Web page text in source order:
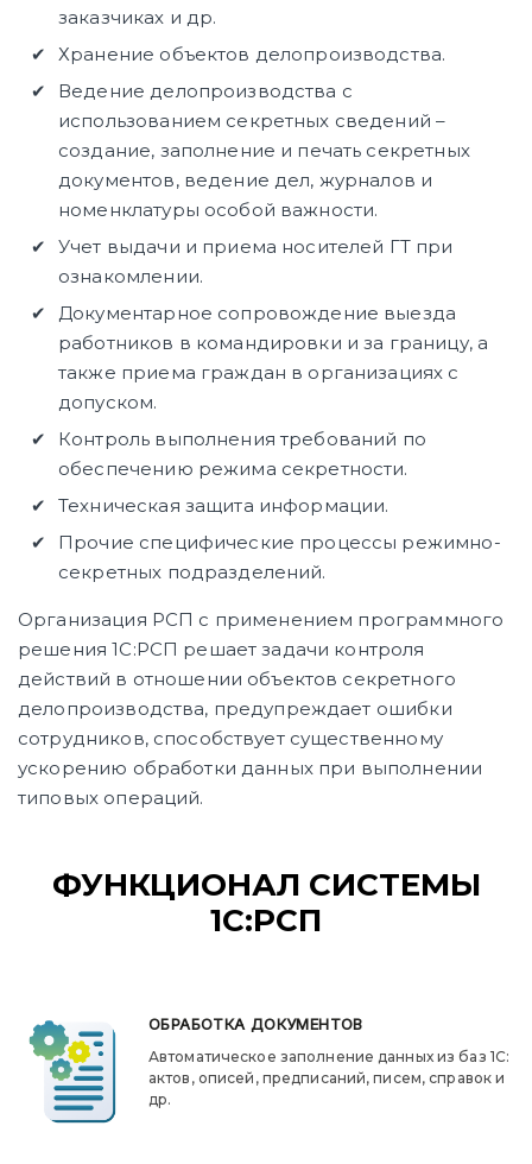
заказчиках и др.
Хранение объектов делопроизводства.
Ведение делопроизводства с
использованием секретных сведений –
создание, заполнение и печать секретных
документов, ведение дел, журналов и
номенклатуры особой важности.
Учет выдачи и приема носителей ГТ при
ознакомлении.
Документарное сопровождение выезда
работников в командировки и за границу, а
также приема граждан в организациях с
допуском.
Контроль выполнения требований по
обеспечению режима секретности.
Техническая защита информации.
Прочие специфические процессы режимно-
секретных подразделений.
Организация РСП с применением программного
решения 1С:РСП решает задачи контроля
действий в отношении объектов секретного
делопроизводства, предупреждает ошибки
сотрудников, способствует существенному
ускорению обработки данных при выполнении
типовых операций.
ФУНКЦИОНАЛ СИСТЕМЫ
1С:РСП
ОБРАБОТКА ДОКУМЕНТОВ
Автоматическое заполнение данных из баз 1С:
актов, описей, предписаний, писем, справок и
др.